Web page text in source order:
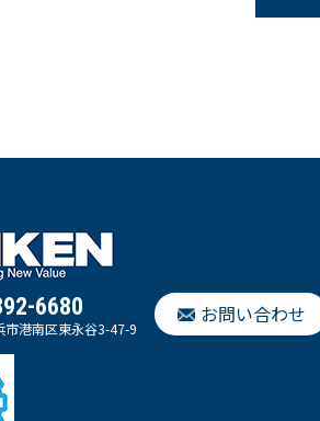
6680
市港南区東永谷3-47-9
お問い合わせ